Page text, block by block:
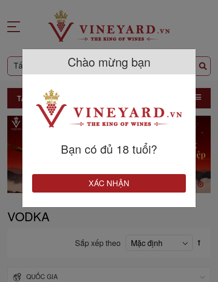
TẤT CẢ SẢN PHẨM
VODKA
Sắp xếp theo
QUỐC GIA
Chào mừng bạn
Bạn có đủ 18 tuổi?
XÁC NHẬN